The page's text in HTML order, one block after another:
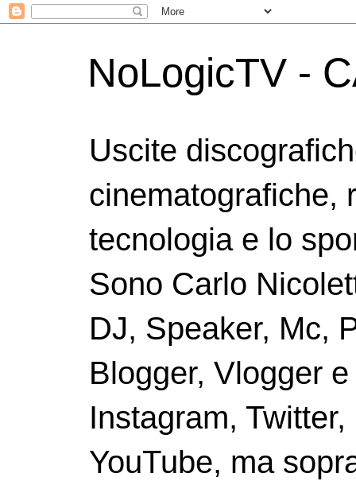
NoLogicTV -
Uscite
cinematografiche,
tecnologia e lo
Sono Carlo
DJ, Speaker, Mc,
Blogger, Vlogger
Instagram,
YouTube, ma